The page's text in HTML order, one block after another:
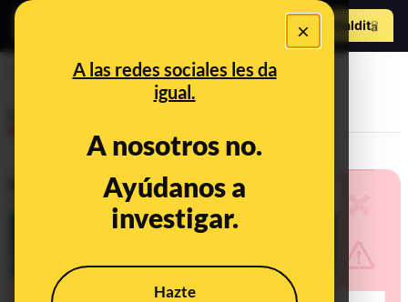
×
A las redes sociales les da
igual.
A nosotros no.
Ayúdanos a
investigar.
Hazte
Hazte Maldito